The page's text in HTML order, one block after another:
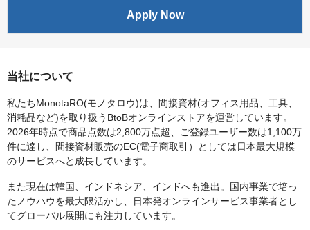
Apply Now
当社について
私たちMonotaRO(モノタロウ)は、間接資材(オフィス用品、工具、
消耗品など)を取り扱うBtoBオンラインストアを運営しています。
2026年時点で商品点数は2,800万点超、ご登録ユーザー数は1,100万
件に達し、間接資材販売のEC(電子商取引）としては日本最大規模
のサービスへと成長しています。
また現在は韓国、インドネシア、インドへも進出。国内事業で培っ
たノウハウを最大限活かし、日本発オンラインサービス事業者とし
てグローバル展開にも注力しています。